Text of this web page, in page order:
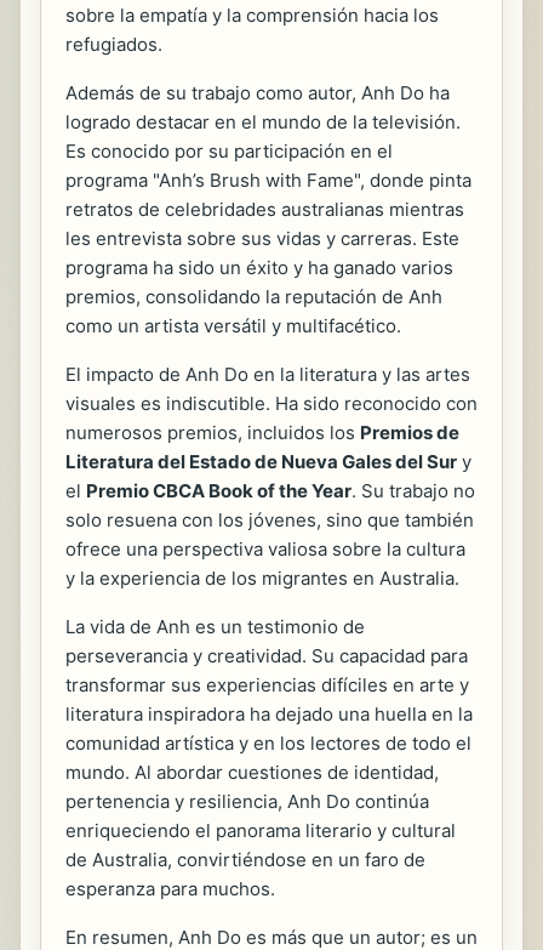
sobre la empatía y la comprensión hacia los
refugiados.
Además de su trabajo como autor, Anh Do ha
logrado destacar en el mundo de la televisión.
Es conocido por su participación en el
programa "Anh’s Brush with Fame", donde pinta
retratos de celebridades australianas mientras
les entrevista sobre sus vidas y carreras. Este
programa ha sido un éxito y ha ganado varios
premios, consolidando la reputación de Anh
como un artista versátil y multifacético.
El impacto de Anh Do en la literatura y las artes
visuales es indiscutible. Ha sido reconocido con
numerosos premios, incluidos los Premios de
Literatura del Estado de Nueva Gales del Sur y
el Premio CBCA Book of the Year. Su trabajo no
solo resuena con los jóvenes, sino que también
ofrece una perspectiva valiosa sobre la cultura
y la experiencia de los migrantes en Australia.
La vida de Anh es un testimonio de
perseverancia y creatividad. Su capacidad para
transformar sus experiencias difíciles en arte y
literatura inspiradora ha dejado una huella en la
comunidad artística y en los lectores de todo el
mundo. Al abordar cuestiones de identidad,
pertenencia y resiliencia, Anh Do continúa
enriqueciendo el panorama literario y cultural
de Australia, convirtiéndose en un faro de
esperanza para muchos.
En resumen, Anh Do es más que un autor; es un